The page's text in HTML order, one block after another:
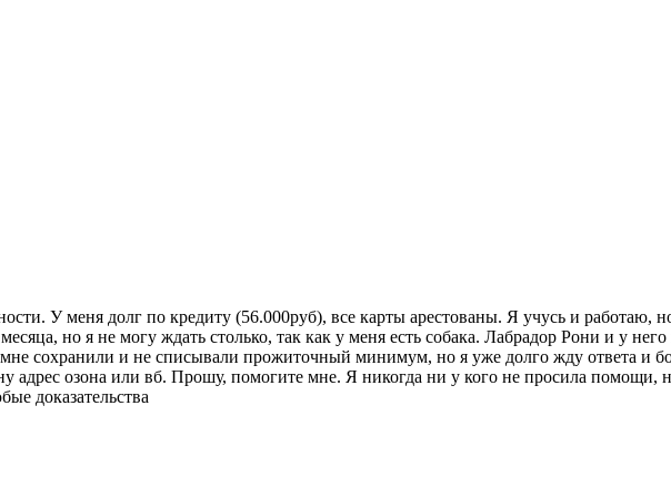
У меня долг по кредиту (56.000руб), все карты арестованы. Я учусь и работаю,
но я не могу ждать столько, так как у меня есть собака. Лабрадор Рони и у
сохранили и не списывали прожиточный минимум, но я уже долго жду ответа и
адрес озона или вб. Прошу, помогите мне. Я никогда ни у кого не просила помощи,
доказательства